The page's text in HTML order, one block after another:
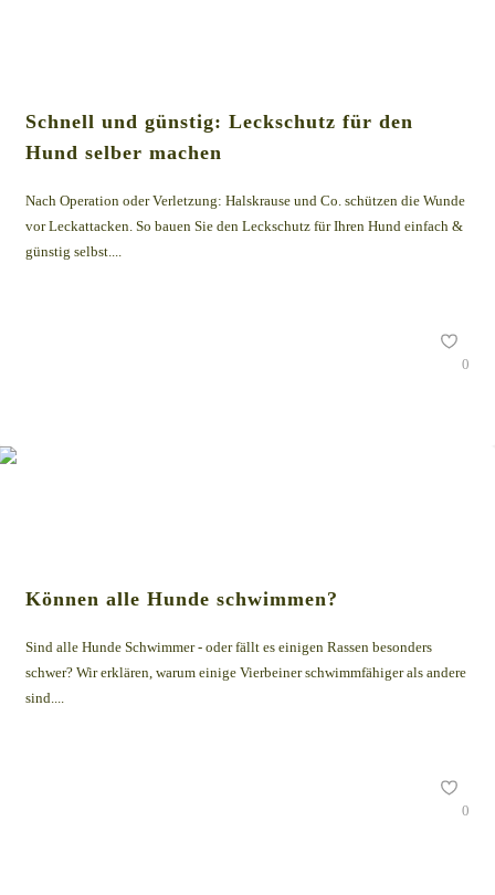
Schnell und günstig: Leckschutz für den
Hund selber machen
Nach Operation oder Verletzung: Halskrause und Co. schützen die Wunde
vor Leckattacken. So bauen Sie den Leckschutz für Ihren Hund einfach &
günstig selbst....
0
Können alle Hunde schwimmen?
Sind alle Hunde Schwimmer - oder fällt es einigen Rassen besonders
schwer? Wir erklären, warum einige Vierbeiner schwimmfähiger als andere
sind....
0